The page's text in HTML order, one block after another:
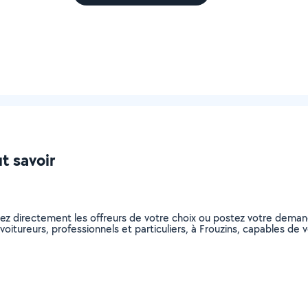
savoir
directement les offreurs de votre choix ou postez votre
professionnels et particuliers, à Frouzins, capables de